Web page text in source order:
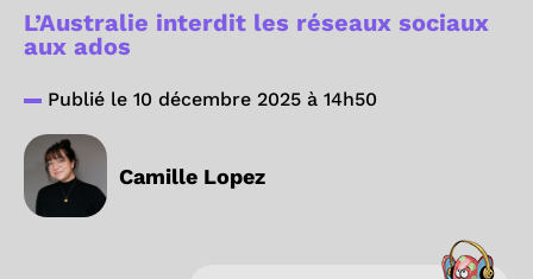
L’Australie interdit les réseaux sociaux
aux ados
Publié le 10 décembre 2025 à 14h50
Camille Lopez